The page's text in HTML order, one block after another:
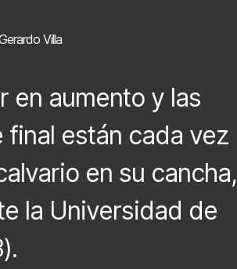
Villa
en aumento y las
están cada vez
en su cancha,
la Universidad de